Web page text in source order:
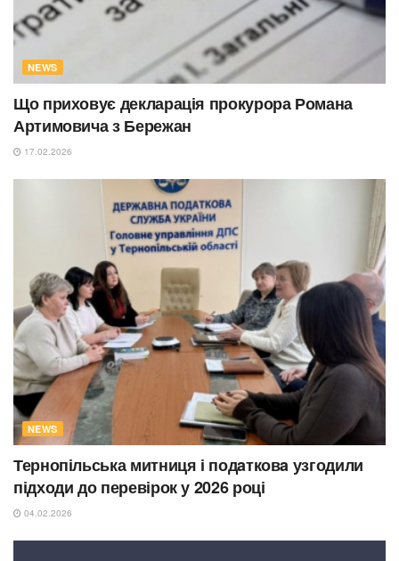
NEWS
Що приховує декларація прокурора Романа
Артимовича з Бережан
17.02.2026
NEWS
Тернопільська митниця і подaтковa узгодили
підходи до перевірок у 2026 році
04.02.2026